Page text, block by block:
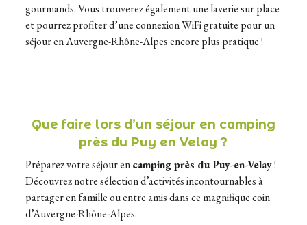
gourmands. Vous trouverez également une laverie sur place
et pourrez profiter d’une connexion WiFi gratuite pour un
séjour en Auvergne-Rhône-Alpes encore plus pratique !
Que faire lors d’un séjour en camping
près du Puy en Velay ?
Préparez votre séjour encamping près du Puy-en-Velay!
Découvrez notre sélection d’activités incontournables à
partager en famille ou entre amis dans ce magnifique coin
d’Auvergne-Rhône-Alpes.